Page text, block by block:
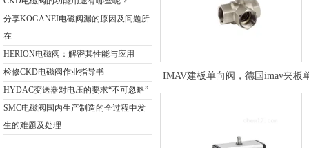
分享KOGANEI电磁阀漏的原因及问题所
在
HERION电磁阀：解密其性能与应用
检修CKD电磁阀作业指导书
HYDAC变送器对电压的要求“不可忽略”
SMC电磁阀国内生产制造的全过程中发
生的难题及处理
IMAV建板单向阀，德国imav夹板